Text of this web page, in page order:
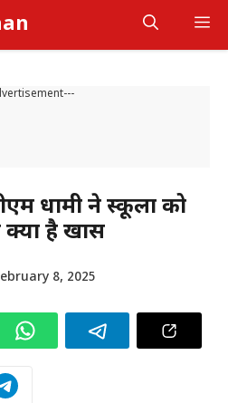
धामी ने स्कूलों को
क्या है खास
8, 2025